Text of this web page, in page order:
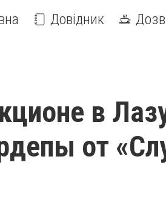
Довідник
в
от